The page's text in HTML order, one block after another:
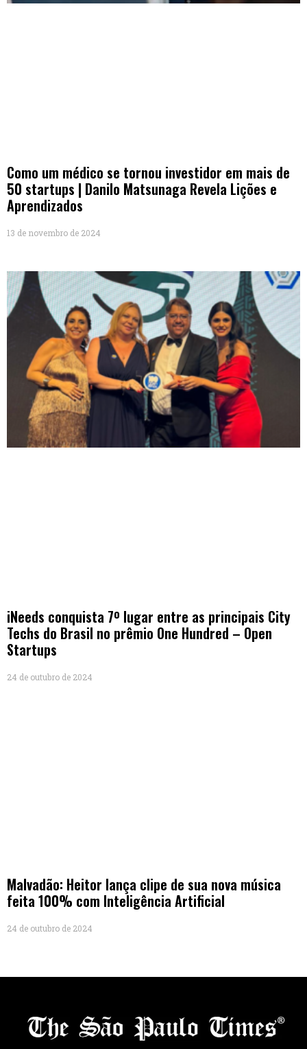
Como um médico se tornou investidor em mais de
50 startups | Danilo Matsunaga Revela Lições e
Aprendizados
13 de novembro de 2024
iNeeds conquista 7º lugar entre as principais City
Techs do Brasil no prêmio One Hundred – Open
Startups
24 de outubro de 2024
Malvadão: Heitor lança clipe de sua nova música
feita 100% com Inteligência Artificial
24 de outubro de 2024